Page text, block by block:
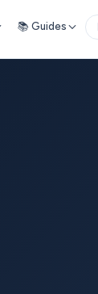
📚 Guides